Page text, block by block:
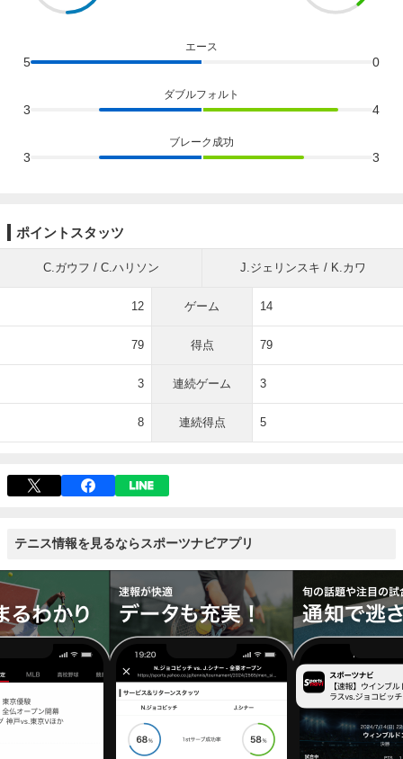
エース
5 0
ダブルフォルト
3 4
ブレーク成功
3 3
ポイントスタッツ
C.ガウフ / C.ハリソン J.ジェリンスキ / K.カワ
12 ゲーム 14
79 得点 79
3 連続ゲーム 3
8 連続得点 5
テニス情報を見るならスポーツナビアプリ